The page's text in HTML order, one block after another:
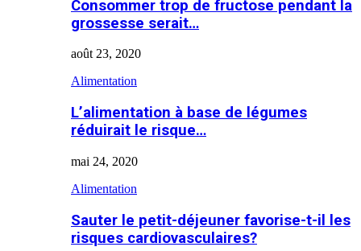
Consommer trop de fructose pendant la
grossesse serait…
août 23, 2020
Alimentation
L’alimentation à base de légumes
réduirait le risque…
mai 24, 2020
Alimentation
Sauter le petit-déjeuner favorise-t-il les
risques cardiovasculaires?